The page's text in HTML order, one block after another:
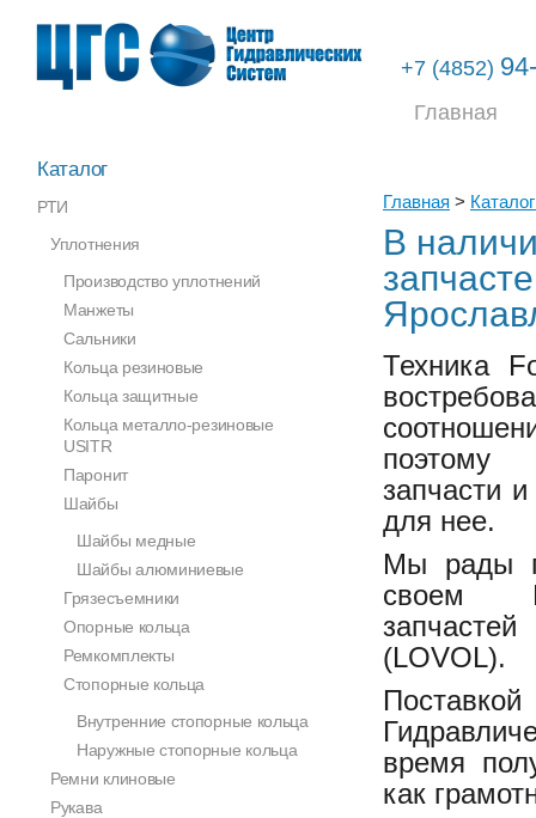
+7 (4852)
Главная
Главная >
В
Техника
запчасти
для нее.
Мы рады
своем
(LOVOL).
время
как
Каталог
РТИ
Уплотнения
Производство уплотнений
Манжеты
Сальники
Кольца резиновые
Кольца защитные
Кольца металло-резиновые
USITR
Паронит
Шайбы
Шайбы медные
Шайбы алюминиевые
Грязесъемники
Опорные кольца
Ремкомплекты
Стопорные кольца
Внутренние стопорные кольца
Наружные стопорные кольца
Ремни клиновые
Рукава